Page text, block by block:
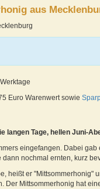
aus
Euro Warenwert sowie
langen Tage, hellen Juni-
eingefangen. Dabei
nochmal ernten, kurz
heißt er
Mittsommerhonig hat